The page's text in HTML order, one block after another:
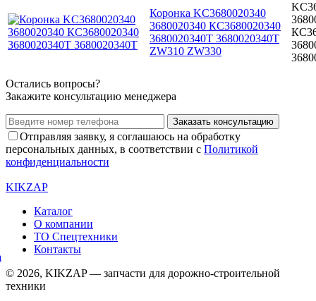
Коронка KC3680020340
3680020340 КС3680020340
3680020340T 3680020340Т
ZW310 ZW330
Остались вопросы?
Закажите консультацию менеджера
Заказать консультацию
Отправляя заявку, я соглашаюсь на обработку
персональных данных, в соответствии с Политикой
конфиденциальности
KIKZAP
Каталог
О компании
ТО Спецтехники
Контакты
© 2026, KIKZAP — запчасти для дорожно-строительной
техники